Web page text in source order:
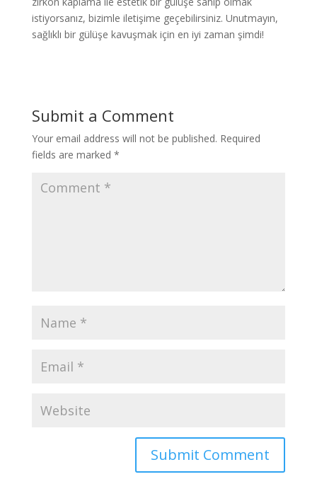
istiyorsanız, bizimle iletişime geçebilirsiniz. Unutmayın,
sağlıklı bir gülüşe kavuşmak için en iyi zaman şimdi!
Submit a Comment
Your email address will not be published. Required
fields are marked *